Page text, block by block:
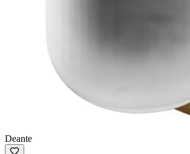
Deante